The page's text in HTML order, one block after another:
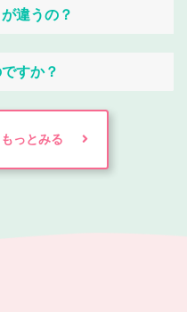
違うの？
すか？
っとみる